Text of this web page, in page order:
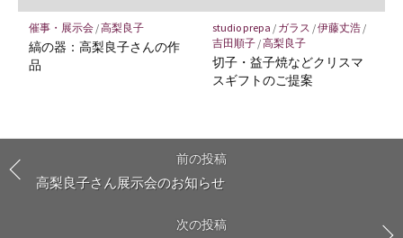
催事・展示会/高梨良子
縞の器：高梨良子さんの作
品
studio prepa / ガラス /伊藤丈浩/
吉田順子/高梨良子
切子・益子焼などクリスマ
スギフトのご提案
前の投稿
高梨良子さん展示会のお知らせ
次の投稿